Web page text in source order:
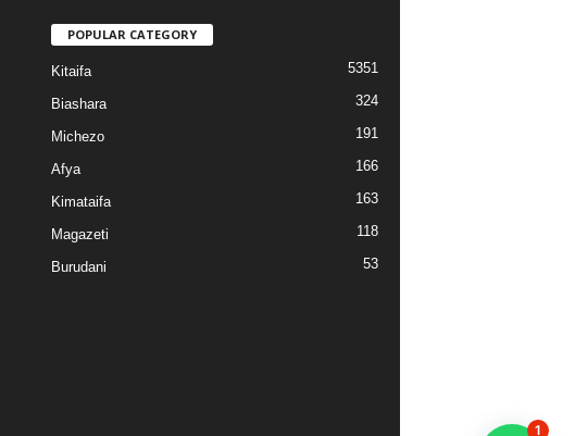
POPULAR CATEGORY
Kitaifa 5351
Biashara 324
Michezo 191
Afya 166
Kimataifa 163
Magazeti 118
Burudani 53
1